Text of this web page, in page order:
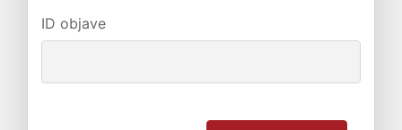
ID objave